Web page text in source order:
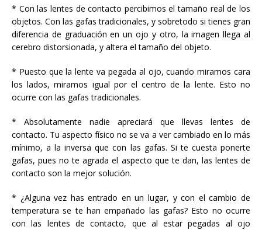
* Con las lentes de contacto percibimos el tamaño real de los
objetos. Con las gafas tradicionales, y sobretodo si tienes gran
diferencia de graduación en un ojo y otro, la imagen llega al
cerebro distorsionada, y altera el tamaño del objeto.
* Puesto que la lente va pegada al ojo, cuando miramos cara
los lados, miramos igual por el centro de la lente. Esto no
ocurre con las gafas tradicionales.
* Absolutamente nadie apreciará que llevas lentes de
contacto. Tu aspecto físico no se va a ver cambiado en lo más
mínimo, a la inversa que con las gafas. Si te cuesta ponerte
gafas, pues no te agrada el aspecto que te dan, las lentes de
contacto son la mejor solución.
* ¿Alguna vez has entrado en un lugar, y con el cambio de
temperatura se te han empañado las gafas? Esto no ocurre
con las lentes de contacto, que al estar pegadas al ojo